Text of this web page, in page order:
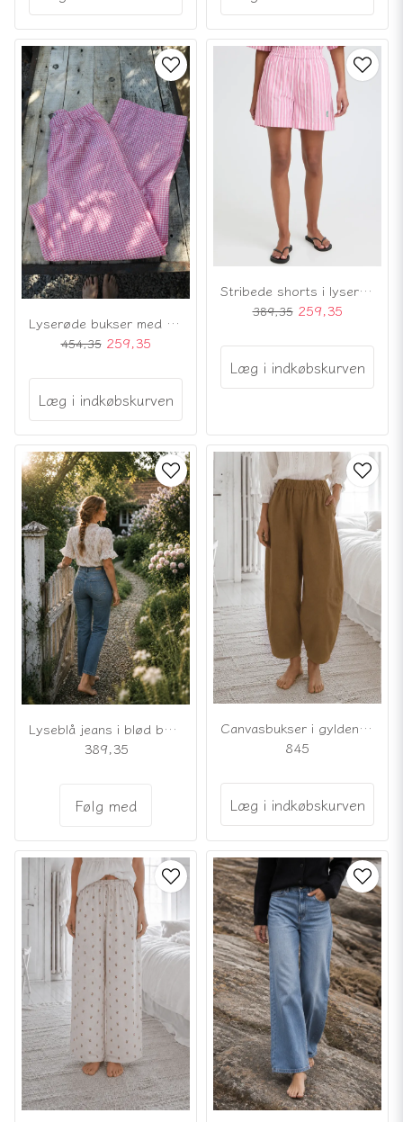
Lyserøde bukser med bølget kant
454,35 259,35
Læg i indkøbskurven
Stribede shorts i lyserødt og hvidt
389,35 259,35
Læg i indkøbskurven
Lyseblå jeans i blød bomuld
389,35
Følg med
Canvasbukser i gyldenbrun
845
Læg i indkøbskurven